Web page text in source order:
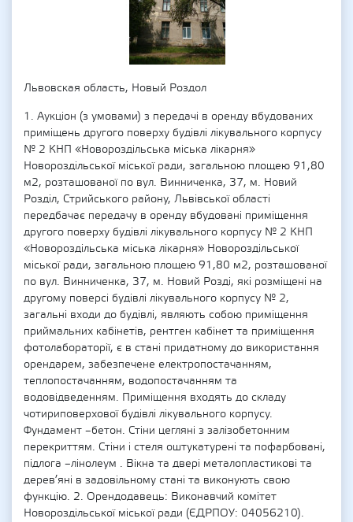
Львовская область, Новый Роздол
1. Аукціон (з умовами) з передачі в оренду вбудованих
приміщень другого поверху будівлі лікувального корпусу
№ 2 КНП «Новороздільська міська лікарня»
Новороздільської міської ради, загальною площею 91,80
м2, розташованої по вул. Винниченка, 37, м. Новий
Розділ, Стрийського району, Львівської області
передбачає передачу в оренду вбудовані приміщення
другого поверху будівлі лікувального корпусу № 2 КНП
«Новороздільська міська лікарня» Новороздільської
міської ради, загальною площею 91,80 м2, розташованої
по вул. Винниченка, 37, м. Новий Розді, які розміщені на
другому поверсі будівлі лікувального корпусу № 2,
загальні входи до будівлі, являють собою приміщення
приймальних кабінетів, рентген кабінет та приміщення
фотолабораторії, є в стані придатному до використання
орендарем, забезпечене електропостачанням,
теплопостачанням, водопостачанням та
водовідведенням. Приміщення входять до складу
чотириповерхової будівлі лікувального корпусу.
Фундамент –бетон. Стіни цегляні з залізобетонним
перекриттям. Стіни і стеля оштукатурені та пофарбовані,
підлога –лінолеум . Вікна та двері металопластикові та
дерев’яні в задовільному стані та виконують свою
функцію. 2. Орендодавець: Виконавчий комітет
Новороздільської міської ради (ЄДРПОУ: 04056210).